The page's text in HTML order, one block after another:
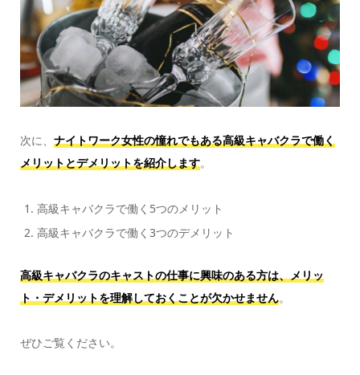
次に、 ナイトワーク女性の憧れでもある高級キャバクラで働く
メリットとデメリットを紹介します。
高級キャバクラで働く5つのメリット
高級キャバクラで働く3つのデメリット
高級キャバクラのキャストの仕事に興味のある方は、メリッ
ト・デメリットを理解しておくことが欠かせません。
ぜひご覧ください。